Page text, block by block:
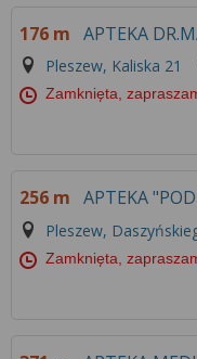
176 m APTEKA
Pleszew, Kaliska 21
Zamknięta,
256 m APTEKA
Pleszew,
Zamknięta,
narzędzi
znajdziesz w